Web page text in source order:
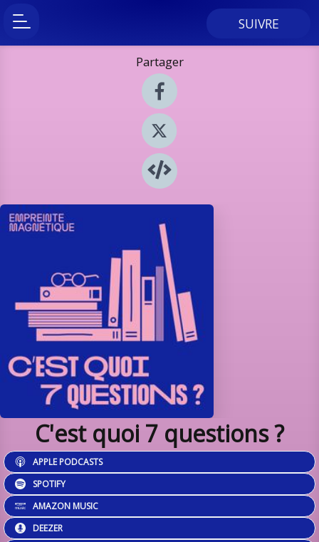
SUIVRE
Partager
C'est quoi 7 questions ?
APPLE PODCASTS
SPOTIFY
AMAZON MUSIC
DEEZER